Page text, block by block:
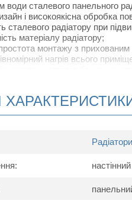
сталевого панельного
і високоякісна обробка
сталевого радіатору при
матеріалу радіатору;
простота монтажу з
нагрів всього
параметру
тиск, бар
Радіатори
настінний